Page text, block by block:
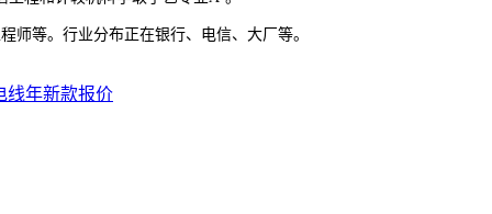
等。行业分布正在银行、电信、大厂等。
线年新款报价